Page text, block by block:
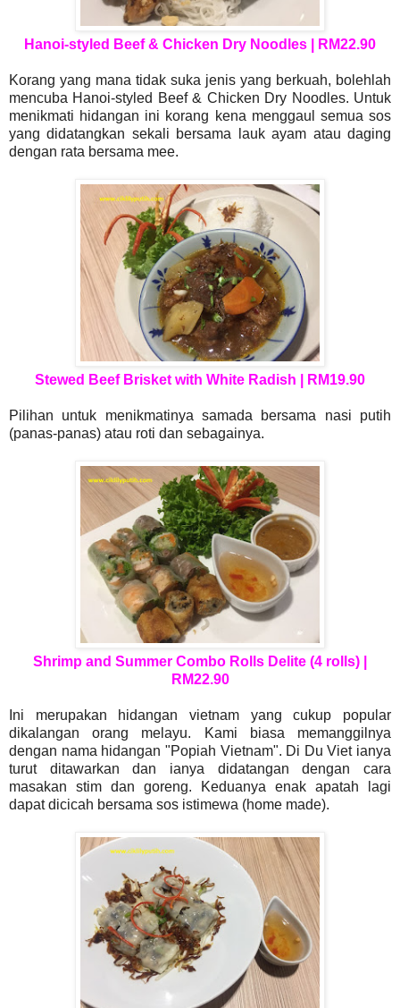
Hanoi-styled Beef & Chicken Dry Noodles | RM22.90
Korang yang mana tidak suka jenis yang berkuah, bolehlah
mencuba Hanoi-styled Beef & Chicken Dry Noodles. Untuk
menikmati hidangan ini korang kena menggaul semua sos
yang didatangkan sekali bersama lauk ayam atau daging
dengan rata bersama mee.
Stewed Beef Brisket with White Radish | RM19.90
Pilihan untuk menikmatinya samada bersama nasi putih
(panas-panas) atau roti dan sebagainya.
Shrimp and Summer Combo Rolls Delite (4 rolls) |
RM22.90
Ini merupakan hidangan vietnam yang cukup popular
dikalangan orang melayu. Kami biasa memanggilnya
dengan nama hidangan "Popiah Vietnam". Di Du Viet ianya
turut ditawarkan dan ianya didatangan dengan cara
masakan stim dan goreng. Keduanya enak apatah lagi
dapat dicicah bersama sos istimewa (home made).